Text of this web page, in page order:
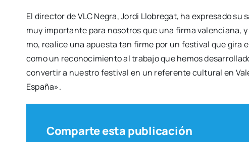
El direc­tor de VLC Negra, Jor­di Llo­bre­gat, ha expre­sa­do
muy impor­tan­te para noso­tros que una fir­ma
mo, reali­ce una apues­ta tan fir­me por un fes­ti­val que gira
como un reco­no­ci­mien­to al tra­ba­jo que hemos
con­ver­tir a nues­tro fes­ti­val en un refe­ren­te cul­tu­ral en
Espa­ña».
Comparte esta publicación